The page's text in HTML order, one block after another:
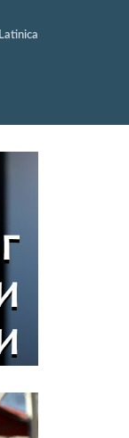
Latinica